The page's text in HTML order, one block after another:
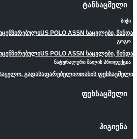
ტანსაცმელი
ბიჭი
US POLO ASSN საცვლები, წინდა
გოგო
US POLO ASSN საცვლები, წინდა
ნატურალური შალის პროდუქცია
გადასაფარებელიოთახის ფეხსაცმელი
ფეხსაცმელი
ჰიგიენა